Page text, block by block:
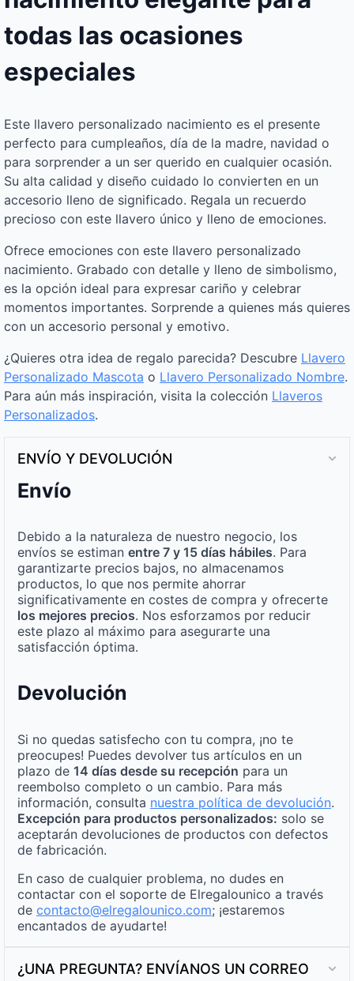
todas las ocasiones
especiales
Este llavero personalizado nacimiento es el presente
perfecto para cumpleaños, día de la madre, navidad o
para sorprender a un ser querido en cualquier ocasión.
Su alta calidad y diseño cuidado lo convierten en un
accesorio lleno de significado. Regala un recuerdo
precioso con este llavero único y lleno de emociones.
Ofrece emociones con este llavero personalizado
nacimiento. Grabado con detalle y lleno de simbolismo,
es la opción ideal para expresar cariño y celebrar
momentos importantes. Sorprende a quienes más quieres
con un accesorio personal y emotivo.
¿Quieres otra idea de regalo parecida? Descubre Llavero
Personalizado Mascota o Llavero Personalizado Nombre.
Para aún más inspiración, visita la colección Llaveros
Personalizados.
ENVÍO Y DEVOLUCIÓN
Envío
Debido a la naturaleza de nuestro negocio, los
envíos se estiman entre 7 y 15 días hábiles. Para
garantizarte precios bajos, no almacenamos
productos, lo que nos permite ahorrar
significativamente en costes de compra y ofrecerte
los mejores precios. Nos esforzamos por reducir
este plazo al máximo para asegurarte una
satisfacción óptima.
Devolución
Si no quedas satisfecho con tu compra, ¡no te
preocupes! Puedes devolver tus artículos en un
plazo de 14 días desde su recepción para un
reembolso completo o un cambio. Para más
información, consulta nuestra política de devolución.
Excepción para productos personalizados: solo se
aceptarán devoluciones de productos con defectos
de fabricación.
En caso de cualquier problema, no dudes en
contactar con el soporte de Elregalounico a través
de contacto@elregalounico.com; ¡estaremos
encantados de ayudarte!
¿UNA PREGUNTA? ENVÍANOS UN CORREO